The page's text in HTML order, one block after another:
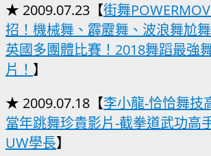
★ 2009.07.23【街舞
招！機械舞、霹靂舞、波浪舞尬
英國多團體比賽！2018舞蹈最強
片！ 】
★ 2009.07.18【李小龍-恰恰舞技
當年跳舞珍貴影片-截拳道武功高
UW學長】